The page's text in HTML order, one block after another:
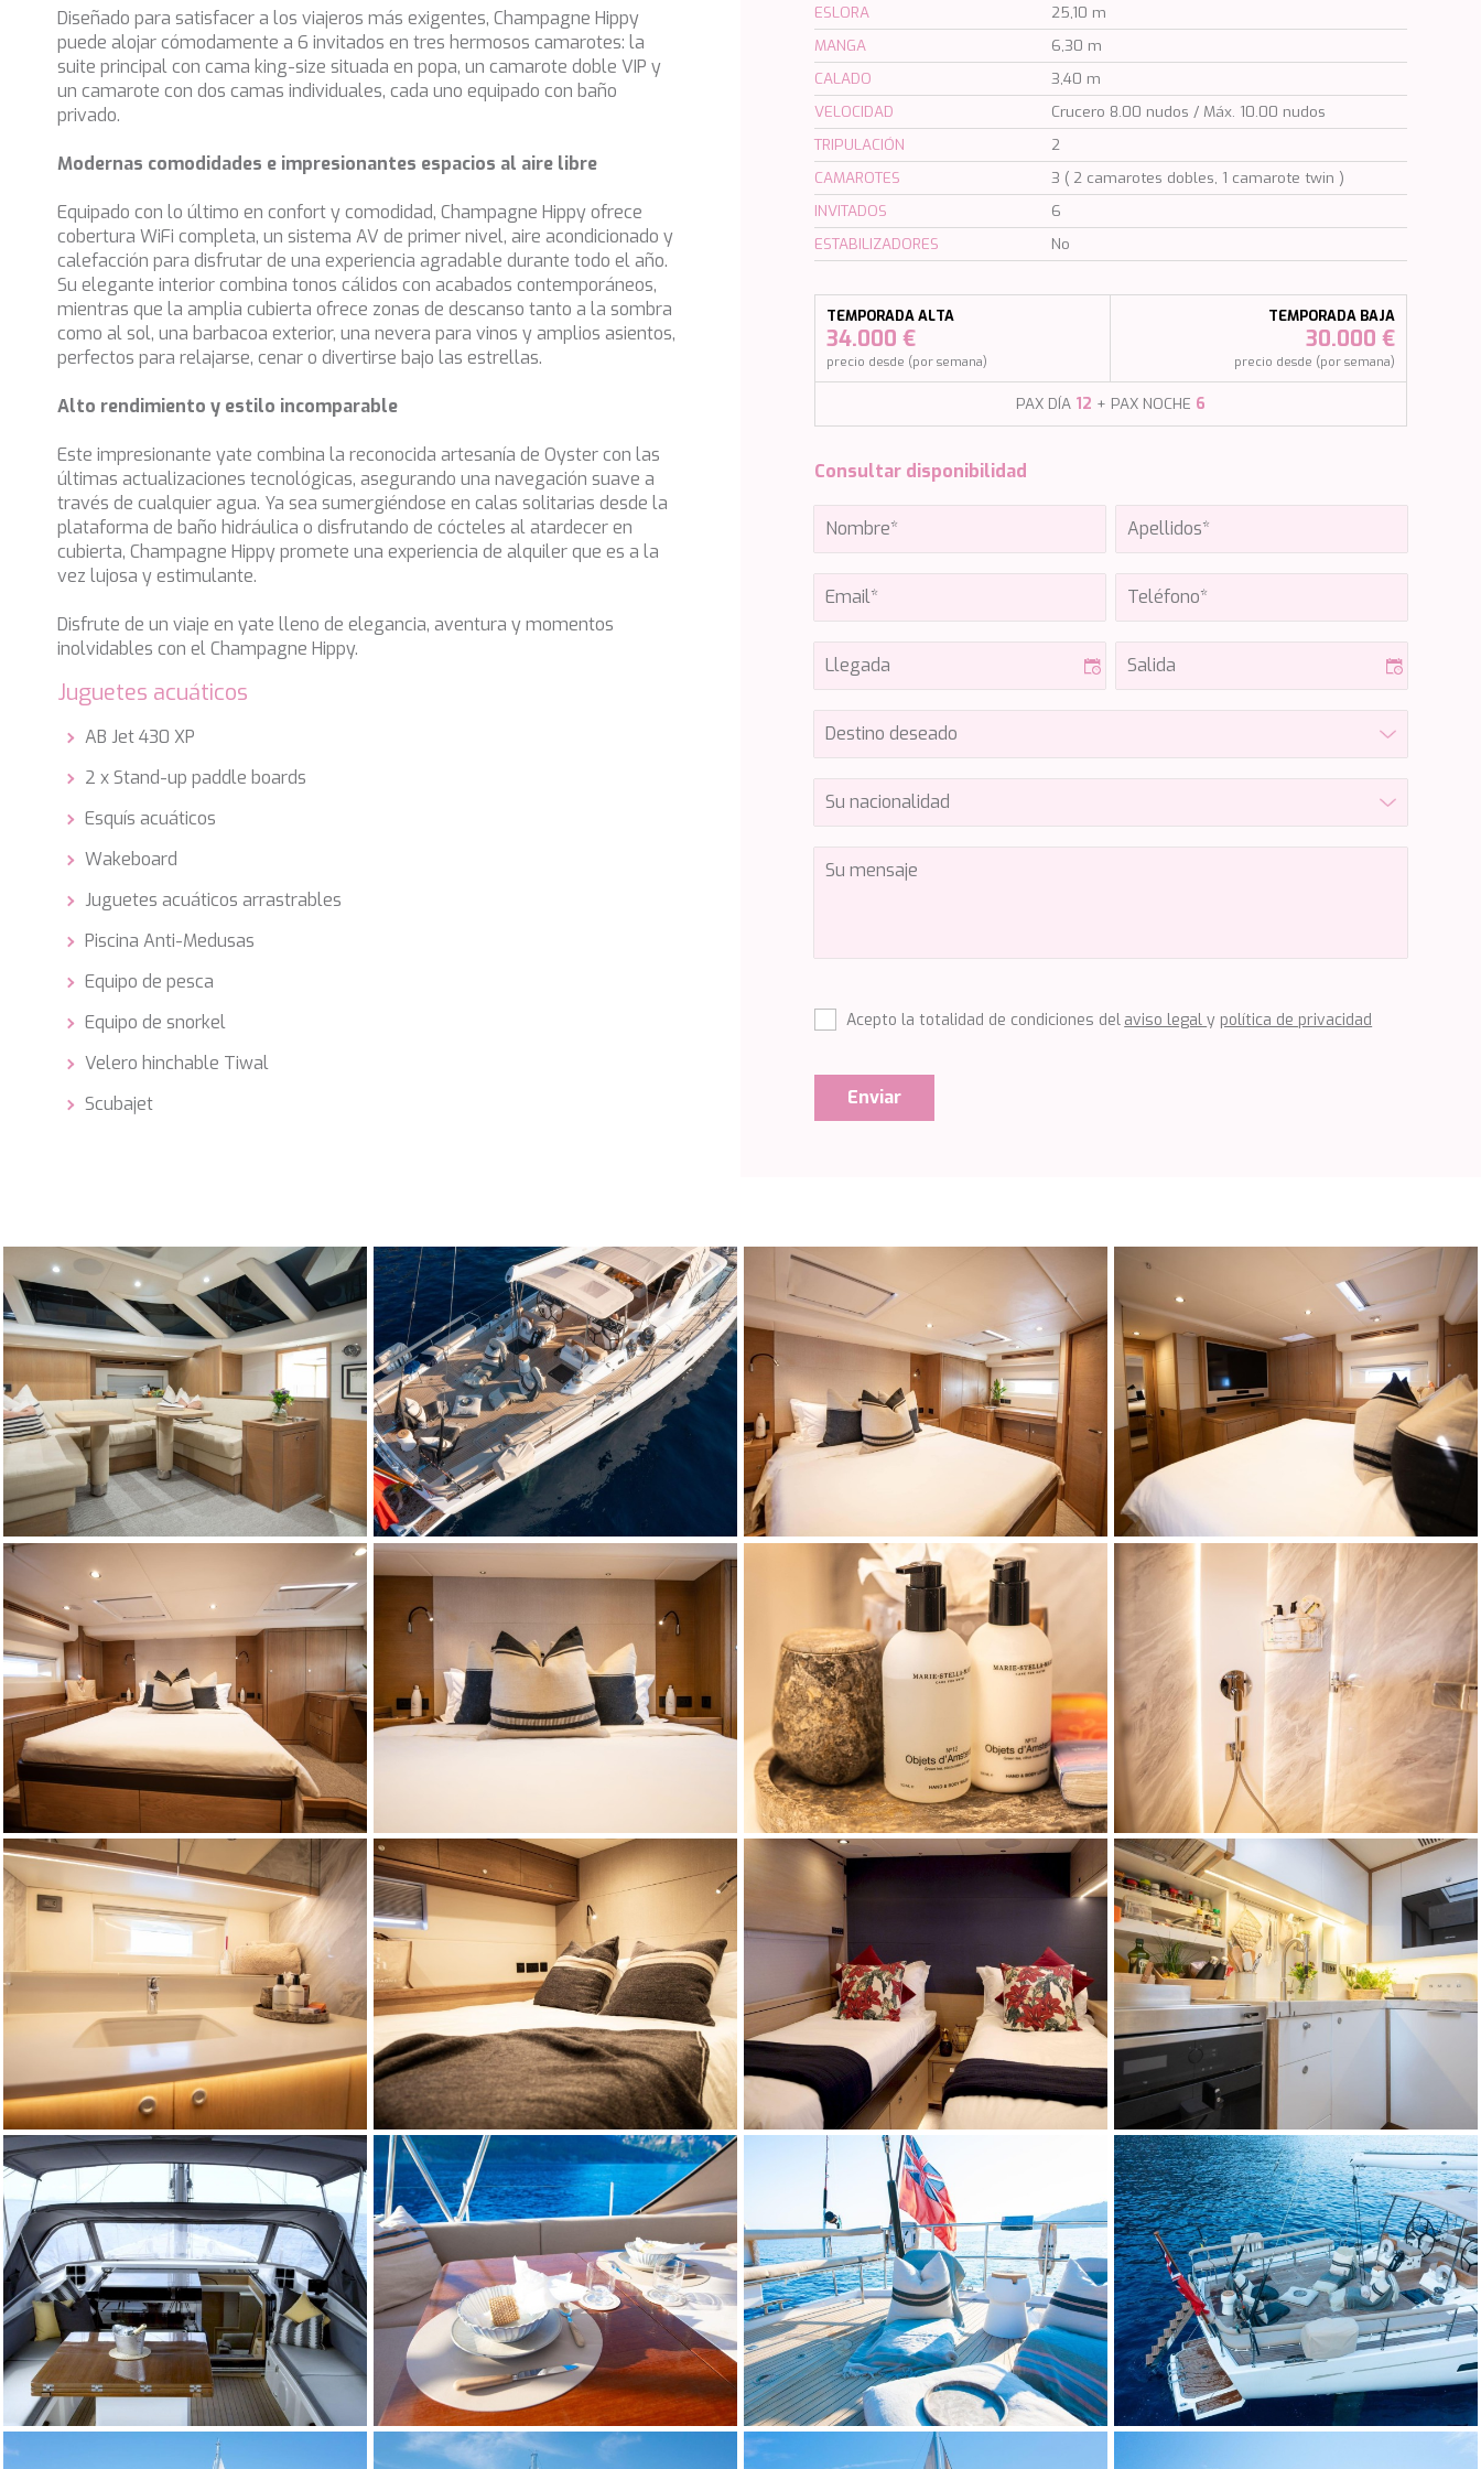
Diseñado para satisfacer a los viajeros más exigentes, Champagne Hippy
puede alojar cómodamente a 6 invitados en tres hermosos camarotes: la
suite principal con cama king-size situada en popa, un camarote doble VIP y
un camarote con dos camas individuales, cada uno equipado con baño
privado.
Modernas comodidades e impresionantes espacios al aire libre
Equipado con lo último en confort y comodidad, Champagne Hippy ofrece
cobertura WiFi completa, un sistema AV de primer nivel, aire acondicionado y
calefacción para disfrutar de una experiencia agradable durante todo el año.
Su elegante interior combina tonos cálidos con acabados contemporáneos,
mientras que la amplia cubierta ofrece zonas de descanso tanto a la sombra
como al sol, una barbacoa exterior, una nevera para vinos y amplios asientos,
perfectos para relajarse, cenar o divertirse bajo las estrellas.
Alto rendimiento y estilo incomparable
Este impresionante yate combina la reconocida artesanía de Oyster con las
últimas actualizaciones tecnológicas, asegurando una navegación suave a
través de cualquier agua. Ya sea sumergiéndose en calas solitarias desde la
plataforma de baño hidráulica o disfrutando de cócteles al atardecer en
cubierta, Champagne Hippy promete una experiencia de alquiler que es a la
vez lujosa y estimulante.
Disfrute de un viaje en yate lleno de elegancia, aventura y momentos
inolvidables con el Champagne Hippy.
Juguetes acuáticos
AB Jet 430 XP
2 x Stand-up paddle boards
Esquís acuáticos
Wakeboard
Juguetes acuáticos arrastrables
Piscina Anti-Medusas
Equipo de pesca
Equipo de snorkel
Velero hinchable Tiwal
Scubajet
ESLORA
25,10 m
MANGA
6,30 m
CALADO
3,40 m
VELOCIDAD
Crucero 8.00 nudos / Máx. 10.00 nudos
TRIPULACIÓN
2
CAMAROTES
3 ( 2 camarotes dobles, 1 camarote twin )
INVITADOS
6
ESTABILIZADORES
No
TEMPORADA ALTA
34.000 €
precio desde (por semana)
TEMPORADA BAJA
30.000 €
precio desde (por semana)
PAX DÍA 12 + PAX NOCHE 6
Consultar disponibilidad
Acepto la totalidad de condiciones del aviso legaly política de privacidad
Enviar